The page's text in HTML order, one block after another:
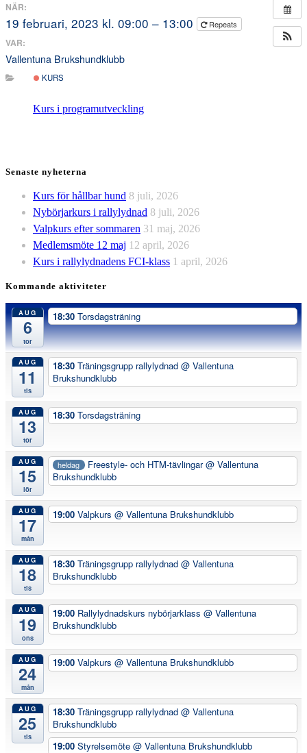
NÄR:
19 februari, 2023 kl. 09:00 – 13:00 Repeats
VAR:
Vallentuna Brukshundklubb
KURS
Kurs i programutveckling
Senaste nyheterna
Kurs för hållbar hund 8 juli, 2026
Nybörjarkurs i rallylydnad 8 juli, 2026
Valpkurs efter sommaren 31 maj, 2026
Medlemsmöte 12 maj 12 april, 2026
Kurs i rallylydnadens FCI-klass 1 april, 2026
Kommande aktiviteter
AUG
6
tor
18:30 Torsdagsträning
AUG
11
tis
18:30 Träningsgrupp rallylydnad @ Vallentuna
Brukshundklubb
AUG
13
tor
18:30 Torsdagsträning
AUG
15
lör
heldag Freestyle- och HTM-tävlingar@ Vallentuna
Brukshundklubb
AUG
17
mån
19:00 Valpkurs @ Vallentuna Brukshundklubb
AUG
18
tis
18:30 Träningsgrupp rallylydnad @ Vallentuna
Brukshundklubb
AUG
19
ons
19:00 Rallylydnadskurs nybörjarklass @ Vallentuna
Brukshundklubb
AUG
24
mån
19:00 Valpkurs @ Vallentuna Brukshundklubb
AUG
25
tis
18:30 Träningsgrupp rallylydnad @ Vallentuna
Brukshundklubb
19:00 Styrelsemöte @ Vallentuna Brukshundklubb